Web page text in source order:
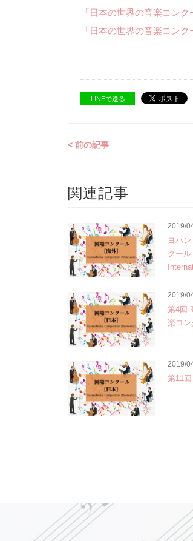
「日本の世界の音楽コン
「日本の世界の音楽コン
LINEで送る
< 前の記事
関連記事
2019/
ヨハ
クー
2019/
第4回
楽コン
2019/
第11